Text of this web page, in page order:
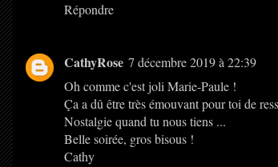
Répondre
CathyRose 7 décembre 2019 à 22:39
Oh comme c'est joli Marie-Paule !
Ça a dû être très émouvant pour toi de
Nostalgie quand tu nous tiens ...
Belle soirée, gros bisous !
Cathy